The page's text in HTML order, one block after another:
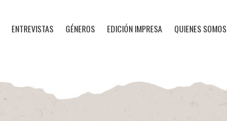
ENTREVISTAS GÉNEROS EDICIÓN IMPRESA QUIENES SOMOS